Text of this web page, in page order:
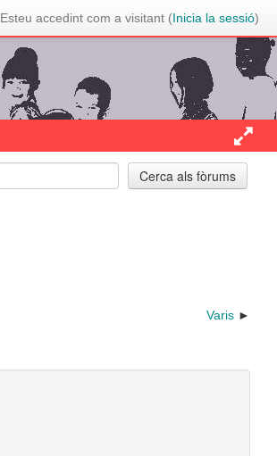
Esteu accedint com a visitant (Inicia la sessió)
Varis